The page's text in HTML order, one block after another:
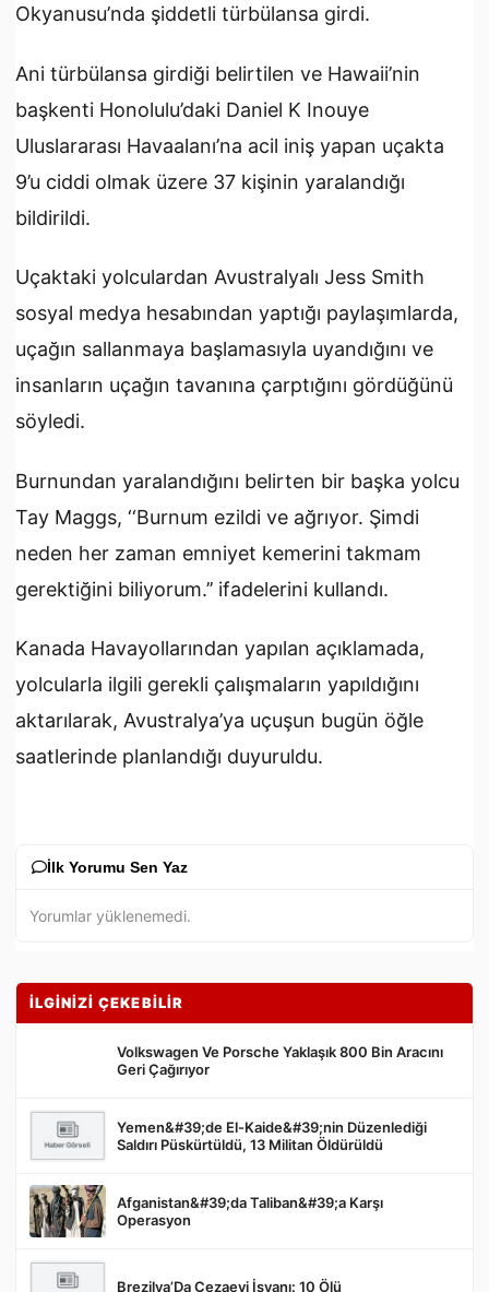
Okyanusu’nda şiddetli türbülansa girdi.
Ani türbülansa girdiği belirtilen ve Hawaii’nin
başkenti Honolulu’daki Daniel K Inouye
Uluslararası Havaalanı’na acil iniş yapan uçakta
9’u ciddi olmak üzere 37 kişinin yaralandığı
bildirildi.
Uçaktaki yolculardan Avustralyalı Jess Smith
sosyal medya hesabından yaptığı paylaşımlarda,
uçağın sallanmaya başlamasıyla uyandığını ve
insanların uçağın tavanına çarptığını gördüğünü
söyledi.
Burnundan yaralandığını belirten bir başka yolcu
Tay Maggs, ‘‘Burnum ezildi ve ağrıyor. Şimdi
neden her zaman emniyet kemerini takmam
gerektiğini biliyorum.’’ ifadelerini kullandı.
Kanada Havayollarından yapılan açıklamada,
yolcularla ilgili gerekli çalışmaların yapıldığını
aktarılarak, Avustralya’ya uçuşun bugün öğle
saatlerinde planlandığı duyuruldu.
İlk Yorumu Sen Yaz
Gönder
Yorumlar yüklenemedi.
İLGİNİZİ ÇEKEBİLİR
Volkswagen Ve Porsche Yaklaşık 800 Bin Aracını
Geri Çağırıyor
Yemen&#39;de El-Kaide&#39;nin Düzenlediği
Saldırı Püskürtüldü, 13 Militan Öldürüldü
Afganistan&#39;da Taliban&#39;a Karşı
Operasyon
Brezilya’Da Cezaevi İsyanı: 10 Ölü